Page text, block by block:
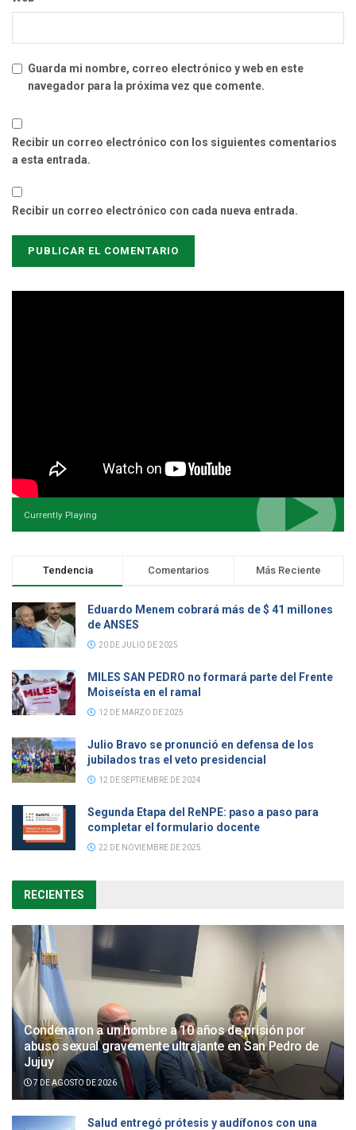
Guarda mi nombre, correo electrónico y web en este
navegador para la próxima vez que comente.
Recibir un correo electrónico con los siguientes comentarios
a esta entrada.
Recibir un correo electrónico con cada nueva entrada.
Currently Playing
Tendencia Comentarios Más Reciente
Eduardo Menem cobrará más de $ 41 millones
de ANSES
20 DE JULIO DE 2025
MILES SAN PEDRO no formará parte del Frente
Moiseísta en el ramal
12 DE MARZO DE 2025
Julio Bravo se pronunció en defensa de los
jubilados tras el veto presidencial
12 DE SEPTIEMBRE DE 2024
Segunda Etapa del ReNPE: paso a paso para
completar el formulario docente
22 DE NOVIEMBRE DE 2025
RECIENTES
Condenaron a un hombre a 10 años de prisión por
abuso sexual gravemente ultrajante en San Pedro de
Jujuy
7 DE AGOSTO DE 2026
Salud entregó prótesis y audífonos con una